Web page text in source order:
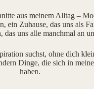
aus meinem Alltag –
ein Zuhause, das uns als
das uns alle manchmal an
suchst, ohne dich
Dinge, die sich in
haben.